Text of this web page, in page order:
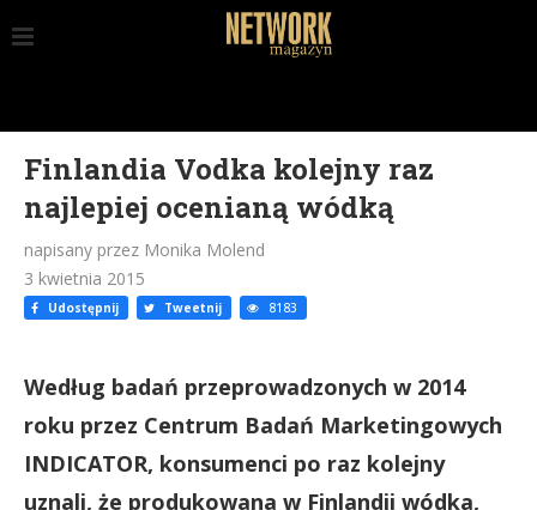
Finlandia Vodka kolejny raz
najlepiej ocenianą wódką
napisany przez Monika Molend
3 kwietnia 2015
Udostępnij Tweetnij 8183
Według badań przeprowadzonych w 2014
roku przez Centrum Badań Marketingowych
INDICATOR, konsumenci po raz kolejny
uznali, że produkowana w Finlandii wódka,